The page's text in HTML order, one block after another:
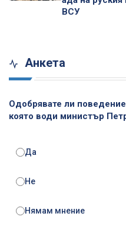
ВСУ
Анкета
Одобрявате ли
която води министър
Да
Не
Нямам мнение